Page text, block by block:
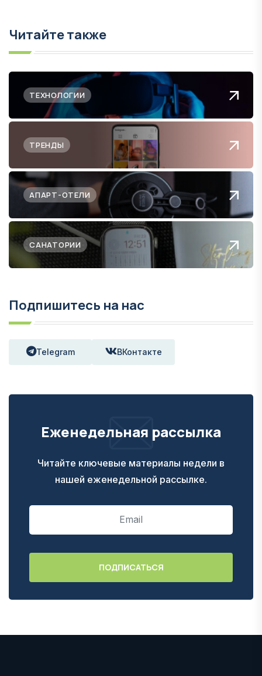
Читайте также
ТЕХНОЛОГИИ
ТРЕНДЫ
АПАРТ-ОТЕЛИ
САНАТОРИИ
Подпишитесь на нас
Telegram ВКонтакте
Еженедельная рассылка
Читайте ключевые материалы недели в
нашей еженедельной рассылке.